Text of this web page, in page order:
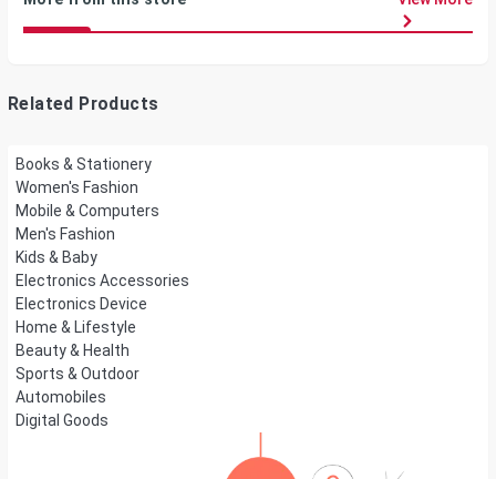
Related Products
Books & Stationery
Women's Fashion
Mobile & Computers
Men's Fashion
Kids & Baby
Electronics Accessories
Electronics Device
Home & Lifestyle
Beauty & Health
Sports & Outdoor
Automobiles
Digital Goods